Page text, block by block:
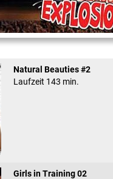
Natural Beauties #2
Laufzeit 143 min.
Girls in Training 02